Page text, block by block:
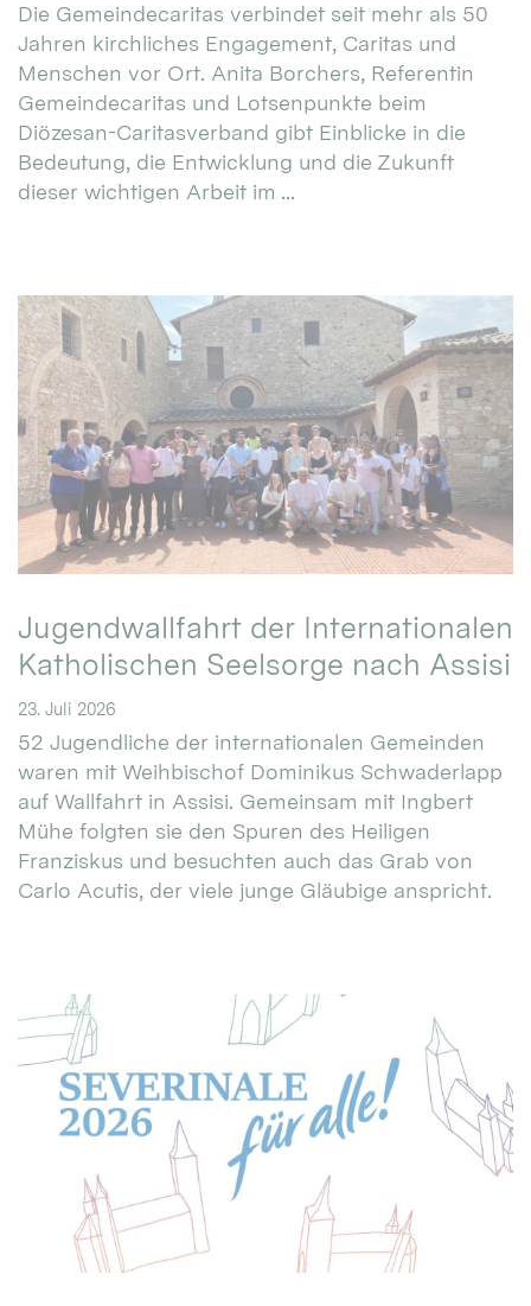
Die Gemeindecaritas verbindet seit mehr als 50
Jahren kirchliches Engagement, Caritas und
Menschen vor Ort. Anita Borchers, Referentin
Gemeindecaritas und Lotsenpunkte beim
Diözesan-Caritasverband gibt Einblicke in die
Bedeutung, die Entwicklung und die Zukunft
dieser wichtigen Arbeit im ...
Jugendwallfahrt der Internationalen
Katholischen Seelsorge nach Assisi
23. Juli 2026
52 Jugendliche der internationalen Gemeinden
waren mit Weihbischof Dominikus Schwaderlapp
auf Wallfahrt in Assisi. Gemeinsam mit Ingbert
Mühe folgten sie den Spuren des Heiligen
Franziskus und besuchten auch das Grab von
Carlo Acutis, der viele junge Gläubige anspricht.